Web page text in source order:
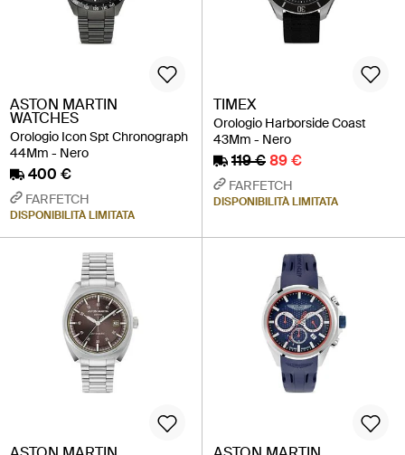
ASTON MARTIN
WATCHES
Orologio Icon Spt Chronograph
44Mm - Nero
400 €
FARFETCH
DISPONIBILITÀ LIMITATA
TIMEX
Orologio Harborside Coast
43Mm - Nero
119 €89 €
FARFETCH
DISPONIBILITÀ LIMITATA